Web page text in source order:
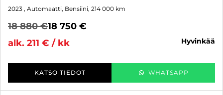
2023 , Automaatti, Bensiini, 214 000 km
18 880 €18 750 €
alk. 211 € / kk
hyvinkää
KATSO TIEDOT WHATSAPP